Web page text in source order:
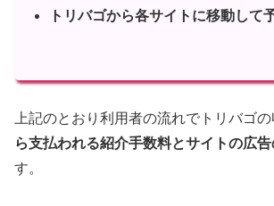
トリバゴから各サイトに移動して
上記のとおり利用者の流れでトリバゴの
ら支払われる紹介手数料とサイトの広
す。